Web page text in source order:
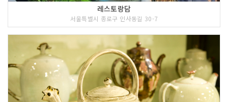
레스토랑담
서울특별시 종로구 인사동길 30-7